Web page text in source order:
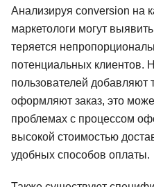
Анализируя conversion на
маркетологи могут
теряется
потенциальных клиентов.
пользователей добавляют
оформляют заказ, это
проблемах с процессом
высокой стоимостью
удобных способов оплаты.